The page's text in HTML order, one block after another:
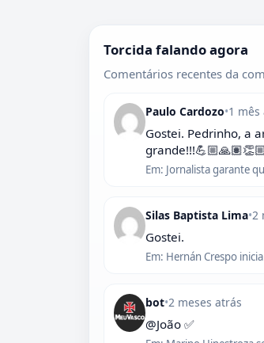
Torcida falando agora
Comentários recentes da
Paulo Cardozo•1 mês
Gostei. Pedrinho, a
Em: Jornalista garante
Silas Baptista Lima•2
Gostei.
Em: Hernán Crespo
bot•2 meses atrás
@João ✅